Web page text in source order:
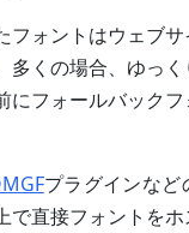
フォントはウェブ
多くの場合、ゆっ
にフォールバック
プラグインなど
で直接フォントを